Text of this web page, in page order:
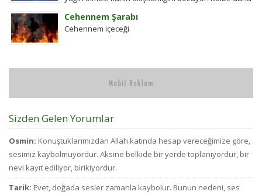
Cehennem Şarabı
Cehennem içeceği
Sizden Gelen Yorumlar
Osmin: Konuştuklarımızdan Allah katında hesap vereceğimize göre,
sesimiz kaybolmuyordur. Aksine belkide bir yerde toplanıyordur, bir
nevi kayıt ediliyor, birikiyordur.
Tarik: Evet, doğada sesler zamanla kaybolur. Bunun nedeni, ses